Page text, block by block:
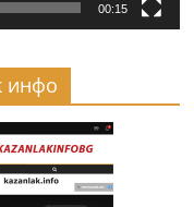
00:15
инфо